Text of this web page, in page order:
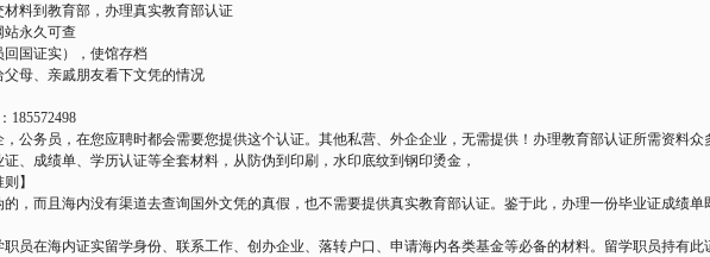
料到教育部，办理真实教育部认证
站永久可查
国证实），使馆存档
母、亲戚朋友看下文凭的情况
185572498
公务员，在您应聘时都会需要您提供这个认证。其他私营、外企企业，无需提供！办理教育部认证所需资料
、成绩单、学历认证等全套材料，从防伪到印刷，水印底纹到钢印烫金，
】
，而且海内没有渠道去查询国外文凭的真假，也不需要提供真实教育部认证。鉴于此，办理一份毕业证成绩
职员在海内证实留学身份、联系工作、创办企业、落转户口、申请海内各类基金等必备的材料。留学职员持有